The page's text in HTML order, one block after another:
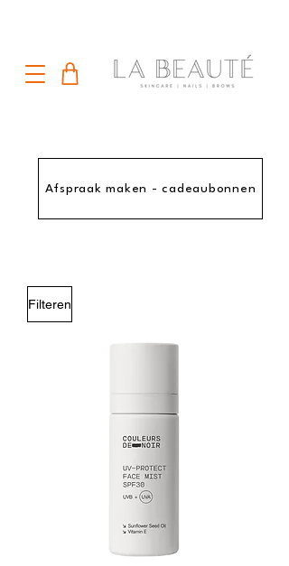
Afspraak maken - cadeaubonnen
Filteren